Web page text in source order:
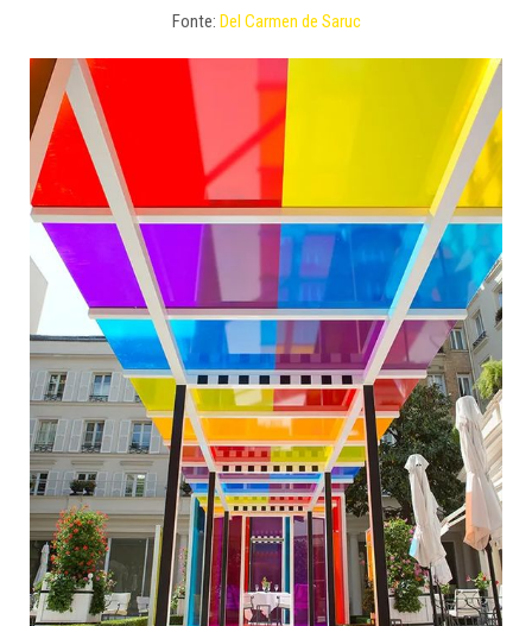
Fonte: Del Carmen de Saruc